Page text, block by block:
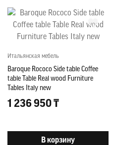
Итальянская мебель
Baroque Rococo Side table Coffee
table Table Real wood Furniture
Tables Italy new
1 236 950 ₸
В корзину